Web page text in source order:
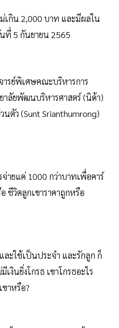
กิน 2,000 บาท และมีผลใน
ที่ 5 กันยายน 2565
ารย์พิเศษคณะบริหารการ
ลัยพัฒนบริหารศาสตร์ (นิด้า)
ตัว (Sunt Srianthumrong)
ายแค่ 1000 กว่าบาทเพื่อคาร์
ชีวิตลูกเขาราคาถูกหรือ
ะใช้เป็นประจำ และรักลูก ก็
เงินยิ่งโกรธ เขาโกรธอะไร
าหรือ?